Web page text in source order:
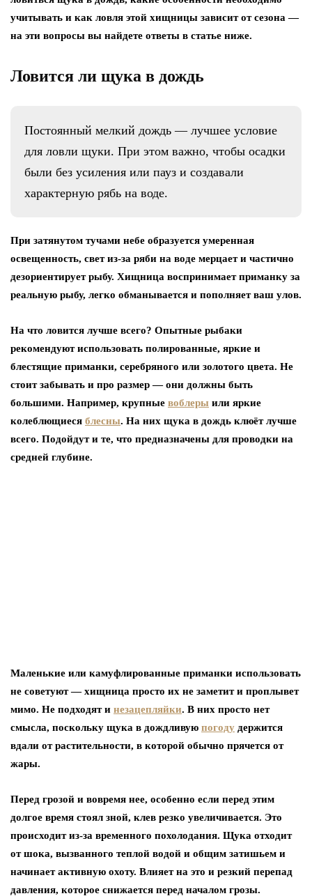
учитывать и как ловля этой хищницы зависит от сезона —
на эти вопросы вы найдете ответы в статье ниже.
Ловится ли щука в дождь
Постоянный мелкий дождь — лучшее условие
для ловли щуки. При этом важно, чтобы осадки
были без усиления или пауз и создавали
характерную рябь на воде.
При затянутом тучами небе образуется умеренная
освещенность, свет из-за ряби на воде мерцает и частично
дезориентирует рыбу. Хищница воспринимает приманку за
реальную рыбу, легко обманывается и пополняет ваш улов.
На что ловится лучше всего? Опытные рыбаки
рекомендуют использовать полированные, яркие и
блестящие приманки, серебряного или золотого цвета. Не
стоит забывать и про размер — они должны быть
большими. Например, крупные воблеры или яркие
колеблющиеся блесны. На них щука в дождь клюёт лучше
всего. Подойдут и те, что предназначены для проводки на
средней глубине.
Маленькие или камуфлированные приманки использовать
не советуют — хищница просто их не заметит и проплывет
мимо. Не подходят и незацепляйки. В них просто нет
смысла, поскольку щука в дождливую погоду держится
вдали от растительности, в которой обычно прячется от
жары.
Перед грозой и вовремя нее, особенно если перед этим
долгое время стоял зной, клев резко увеличивается. Это
происходит из-за временного похолодания. Щука отходит
от шока, вызванного теплой водой и общим затишьем и
начинает активную охоту. Влияет на это и резкий перепад
давления, которое снижается перед началом грозы.